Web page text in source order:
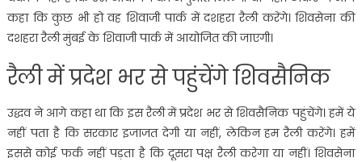
कहा कि कुछ भी हो वह शिवाजी पार्क में दशहरा रैली करेंगे। शिवसेना की
दशहरा रैली मुंबई के शिवाजी पार्क में आयोजित की जाएगी।
रैली में प्रदेश भर से पहुंचेंगे शिवसैनिक
उद्धव ने आगे कहा था कि इस रैली में प्रदेश भर से शिवसैनिक पहुंचेंगे। हमें ये
नहीं पता है कि सरकार इजाजत देगी या नहीं, लेकिन हम रैली करेंगे। हमें
इससे कोई फर्क नहीं पड़ता है कि दूसरा पक्ष रैली करेगा या नहीं। शिवसेना